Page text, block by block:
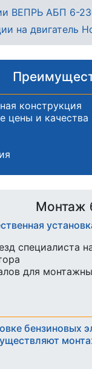
ВЕПРЬ АБП 6-
на двигатель
конструкция
цены и качества
Монтаж
специалиста
для
бензиновых